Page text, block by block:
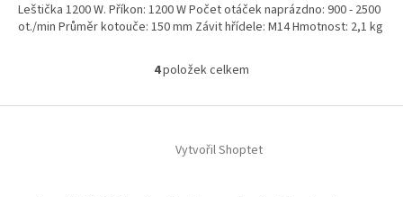
Leštička 1200 W. Příkon: 1200 W Počet otáček naprázdno: 900 - 2500
ot./min Průměr kotouče: 150 mm Závit hřídele: M14 Hmotnost: 2,1 kg
O
l
d
4položek celkem
Vytvořil Shoptet